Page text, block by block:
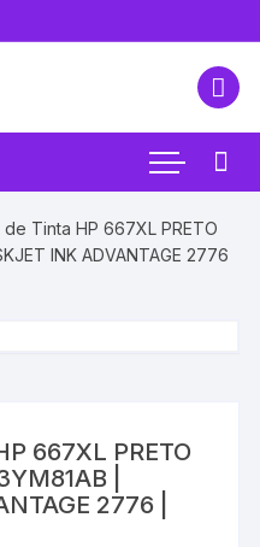
Tinta HP 667XL PRETO
INK ADVANTAGE 2776
667XL PRETO
|
2776 |